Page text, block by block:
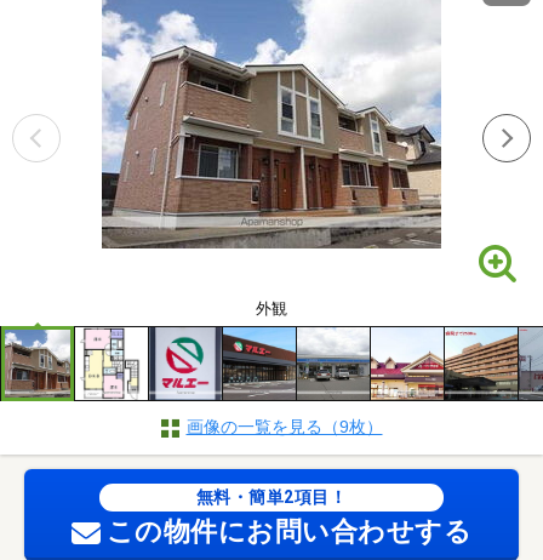
外観
画像の一覧を見る（9枚）
無料・簡単2項目！
この物件にお問い合わせする